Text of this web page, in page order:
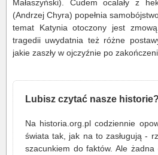
Małaszyński). Cudem ocalały z
(Andrzej Chyra) popełnia
temat Katynia otoczony jest
tragedii uwydatnia też różne
jakie zaszły w ojczyźnie po
Lubisz czytać nasze historie?
Na historia.org.pl codziennie
świata tak, jak na to zasługują -
szacunkiem do faktów. Ale